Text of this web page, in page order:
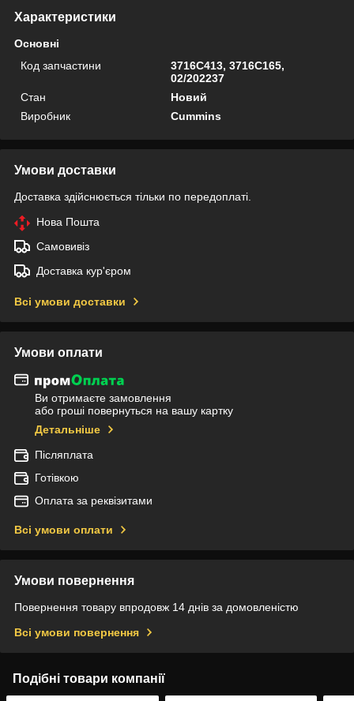
Характеристики
Основні
Код запчастини
3716C413, 3716C165,
02/202237
Стан
Новий
Виробник
Cummins
Умови доставки
Доставка здійснюється тільки по передоплаті.
Нова Пошта
Самовивіз
Доставка кур'єром
Всі умови доставки
Умови оплати
Ви отримаєте замовлення
або гроші повернуться на вашу картку
Детальніше
Післяплата
Готівкою
Оплата за реквізитами
Всі умови оплати
Умови повернення
Повернення товару впродовж 14 днів за домовленістю
Всі умови повернення
Подібні товари компанії